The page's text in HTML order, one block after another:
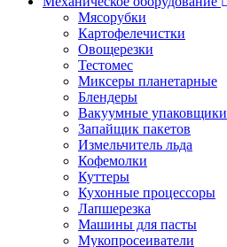
Мясорубки
Картофелечистки
Овощерезки
Тестомес
Миксеры планетарные
Блендеры
Вакуумные упаковщики
Запайщик пакетов
Измельчитель льда
Кофемолки
Куттеры
Кухонные процессоры
Лапшерезка
Машины для пасты
Мукопросеиватели